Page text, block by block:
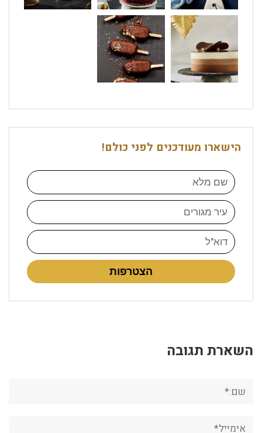
הישארו מעודכנים לפני כולם!
הצטרפות
השארת תגובה